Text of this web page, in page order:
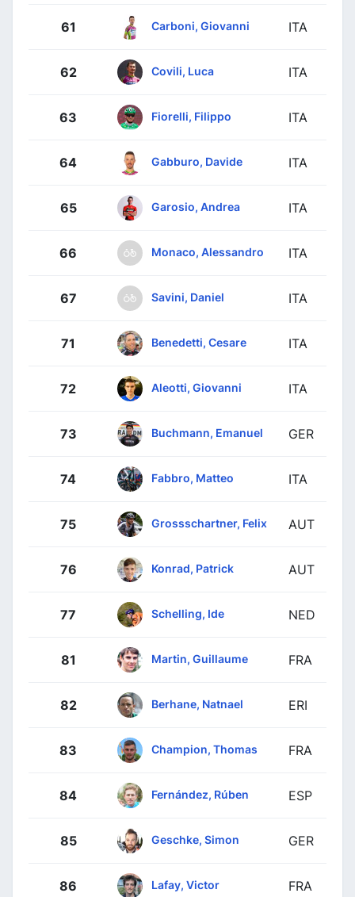
61 Carboni, Giovanni ITA
62 Covili, Luca ITA
63 Fiorelli, Filippo ITA
64 Gabburo, Davide ITA
65 Garosio, Andrea ITA
66 Monaco, Alessandro ITA
67 Savini, Daniel ITA
71 Benedetti, Cesare ITA
72 Aleotti, Giovanni ITA
73 Buchmann, Emanuel GER
74 Fabbro, Matteo ITA
75 Grossschartner, Felix AUT
76 Konrad, Patrick AUT
77 Schelling, Ide NED
81 Martin, Guillaume FRA
82 Berhane, Natnael ERI
83 Champion, Thomas FRA
84 Fernández, Rúben ESP
85 Geschke, Simon GER
86 Lafay, Victor FRA